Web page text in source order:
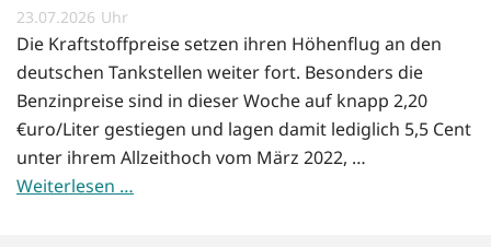
23.07.2026
Die Kraftstoffpreise setzen ihren Höhenflug an den
deutschen Tankstellen weiter fort. Besonders die
Benzinpreise sind in dieser Woche auf knapp 2,20
€uro/Liter gestiegen und lagen damit lediglich 5,5 Cent
unter ihrem Allzeithoch vom März 2022, …
Weiterlesen …